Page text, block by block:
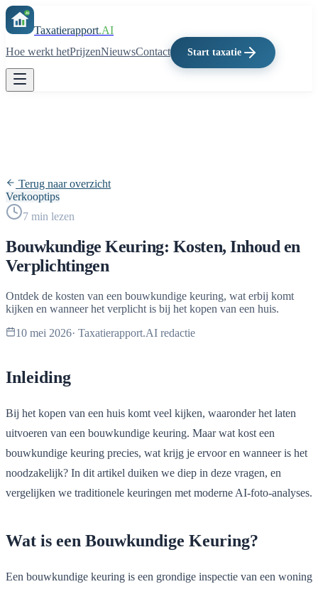
Taxatierapport.AI
Hoe werkt hetPrijzenNieuwsContact Start taxatie
Terug naar overzicht
Verkooptips
7 min lezen
Bouwkundige Keuring: Kosten, Inhoud en
Verplichtingen
Ontdek de kosten van een bouwkundige keuring, wat erbij komt
kijken en wanneer het verplicht is bij het kopen van een huis.
10 mei 2026· Taxatierapport.AI redactie
Inleiding
Bij het kopen van een huis komt veel kijken, waaronder het laten
uitvoeren van een bouwkundige keuring. Maar wat kost een
bouwkundige keuring precies, wat krijg je ervoor en wanneer is het
noodzakelijk? In dit artikel duiken we diep in deze vragen, en
vergelijken we traditionele keuringen met moderne AI-foto-analyses.
Wat is een Bouwkundige Keuring?
Een bouwkundige keuring is een grondige inspectie van een woning